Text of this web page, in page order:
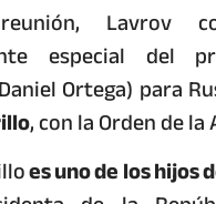
Lavrov
especial del
Ortega) para
, con la Orden de
es uno de los hijos